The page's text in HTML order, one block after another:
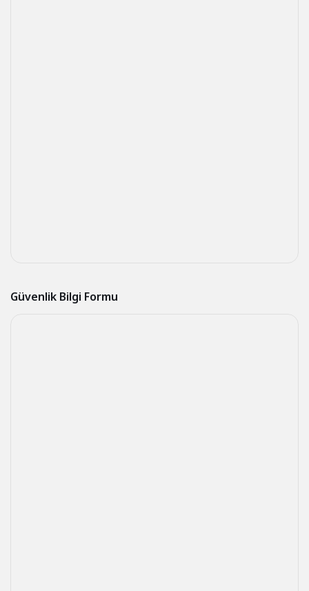
Güvenlik Bilgi Formu